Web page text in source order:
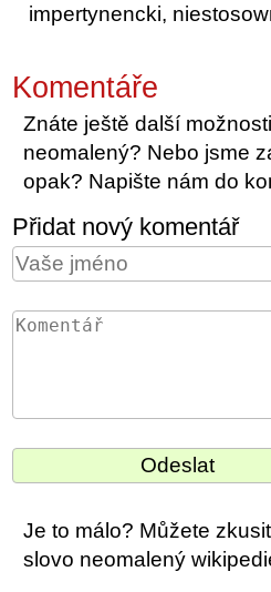
impertynencki,
Komentáře
Znáte ještě další
neomalený? Nebo jsme
opak? Napište nám do
Přidat nový komentář
Je to málo? Můžete
slovo neomalený